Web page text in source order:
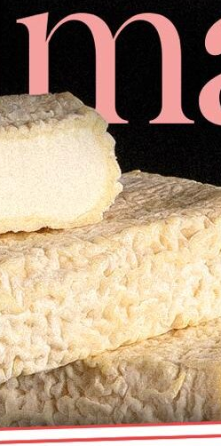
de oveja (500 g), de
salada con flor
untar en el pan o para
pasteurizada.Ficha
CONTACTO